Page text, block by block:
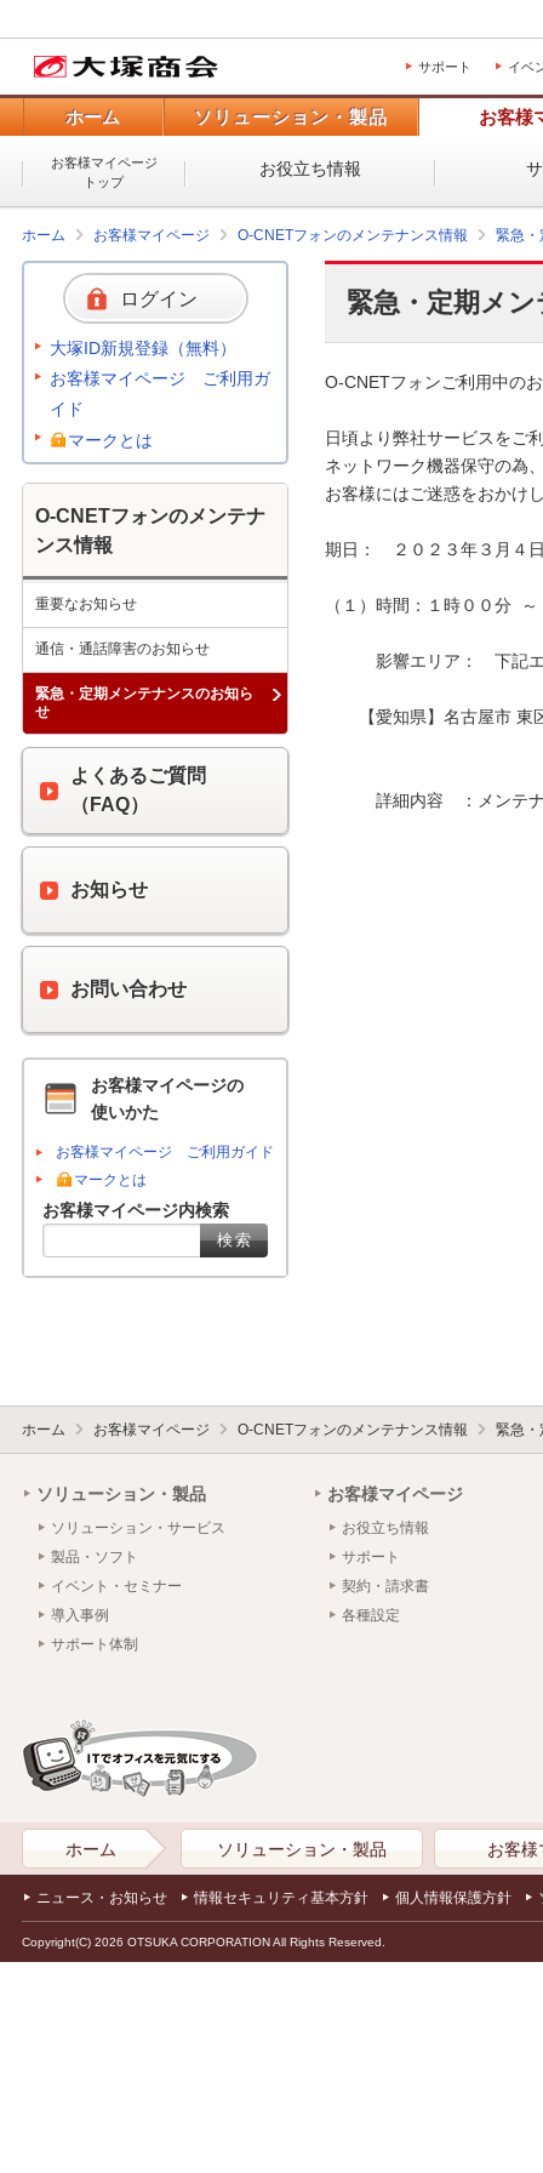
サポート イベ
ホーム ソリューション・製品 お客様
お客様マイページ
トップ
お役立ち情報
ホーム お客様マイページ O-CNETフォンのメンテナンス情報 緊急・
緊急・定期メ
O-CNETフォンご利用中の
日頃より弊社サービスをご
ネットワーク機器保守の為
お客様にはご迷惑をおかけ
期日：　２０２３年３月４
（１）時間：１時００分
影響エリア：　下記エ
【愛知県】名古屋市 東
詳細内容　：メンテナン
ログイン
大塚ID新規登録（無料）
お客様マイページ ご利用ガ
イド
マークとは
O-CNETフォンのメンテナ
ンス情報
重要なお知らせ
通信・通話障害のお知らせ
緊急・定期メンテナンスのお知ら
せ
よくあるご質問
（FAQ）
お知らせ
お問い合わせ
お客様マイページの
使いかた
お客様マイページ ご利用ガイド
マークとは
お客様マイページ内検索
ホーム お客様マイページ O-CNETフォンのメンテナンス情報 緊急・
ソリューション・製品
ソリューション・サービス
製品・ソフト
イベント・セミナー
導入事例
サポート体制
お客様マイページ
お役立ち情報
サポート
契約・請求書
各種設定
ホーム ソリューション・製品 お客様
ニュース・お知らせ 情報セキュリティ基本方針 個人情報保護方針
Copyright(C) 2026 OTSUKA CORPORATION All Rights Reserved.